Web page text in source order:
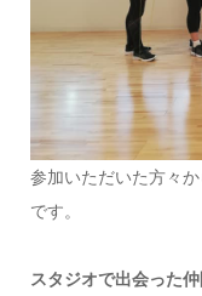
参加いただいた方々
です。
スタジオで出会った